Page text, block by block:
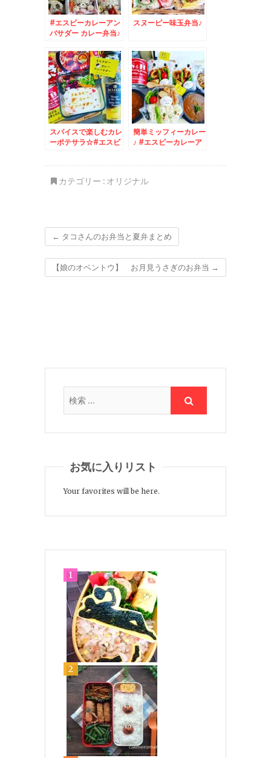
#エスビーカレーアン
バサダー カレー弁当♪
ｗ
スヌーピー味玉弁当♪
スパイスで楽しむカレ
ーポテサラ☆#エスビ
簡単ミッフィーカレー
♪ #エスビーカレーア
カテゴリー : オリジナル
← タコさんのお弁当と夏弁まとめ
【娘のオベントウ】 お月見うさぎのお弁当 →
お気に入りリスト
Your favorites will be here.